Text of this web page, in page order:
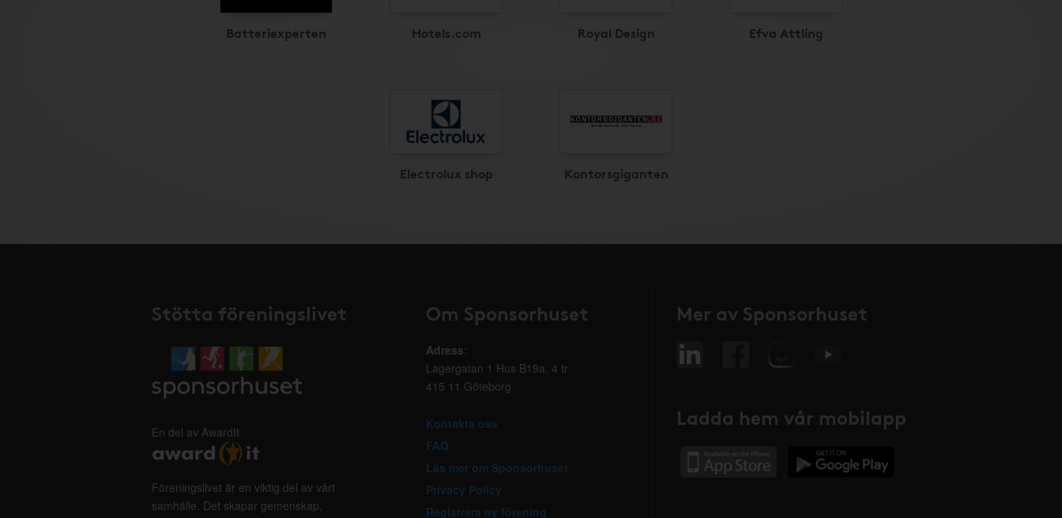
Batteriexperten Hotels.com Royal Design Efva Attling
Electrolux shop Kontorsgiganten
Stötta föreningslivet
En del av AwardIt
Föreningslivet är en viktig del av vårt
samhälle. Det skapar gemenskap,
Om Sponsorhuset
Adress:
Lagergatan 1 Hus B19a, 4 tr
415 11 Göteborg
Kontakta oss
FAQ
Läs mer om Sponsorhuset
Privacy Policy
Registrera ny förening
Mer av Sponsorhuset
Ladda hem vår mobilapp